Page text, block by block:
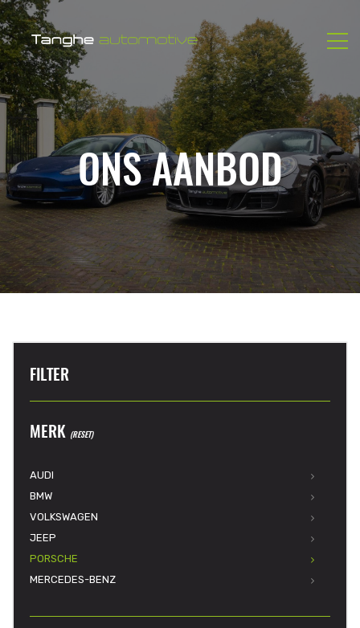
ONS AANBOD
FILTER
MERK (RESET)
AUDI
BMW
VOLKSWAGEN
JEEP
PORSCHE
MERCEDES-BENZ